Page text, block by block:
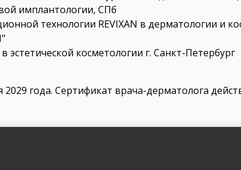
имплантологии, СПб
технологии REVIXAN в дерматологии и
косметологии г. Санкт-Петербург
года. Сертификат врача-дерматолога
и фамилия
телефон